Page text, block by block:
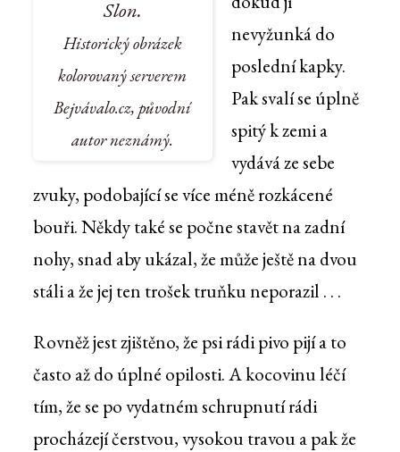
Slon.
Historický obrázek
kolorovaný serverem
Bejvávalo.cz, původní
autor neznámý.
nevyžunká do
poslední kapky.
Pak svalí se úplně
spitý k zemi a
vydává ze sebe
zvuky, podobající se více méně rozkácené
bouři. Někdy také se počne stavět na zadní
nohy, snad aby ukázal, že může ještě na dvou
stáli a že jej ten trošek truňku neporazil . . .
Rovněž jest zjištěno, že psi rádi pivo pijí a to
často až do úplné opilosti. A kocovinu léčí
tím, že se po vydatném schrupnutí rádi
procházejí čerstvou, vysokou travou a pak že